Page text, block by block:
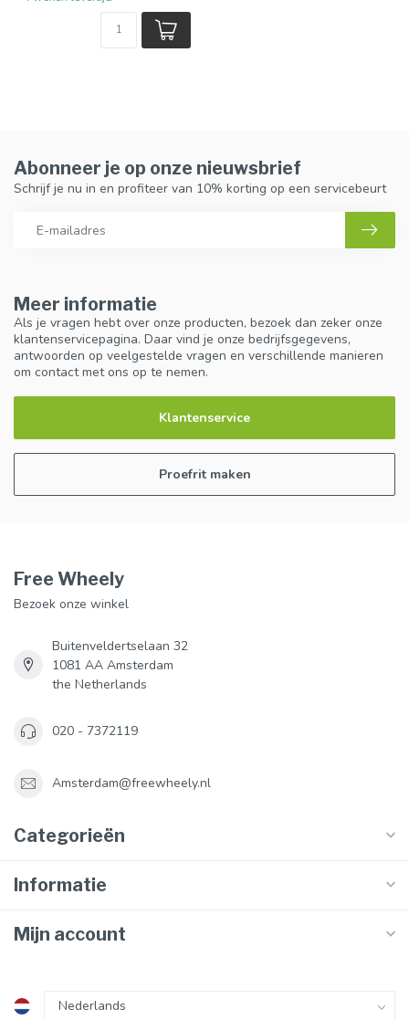
Meer informatie
Als je vragen hebt over onze producten, bezoek dan zeker onze
klantenservicepagina. Daar vind je onze bedrijfsgegevens,
antwoorden op veelgestelde vragen en verschillende manieren
om contact met ons op te nemen.
Klantenservice
Proefrit maken
Abonneer je op onze nieuwsbrief
Schrijf je nu in en profiteer van 10% korting op een servicebeurt
Free Wheely
Bezoek onze winkel
Buitenveldertselaan 32
1081 AA Amsterdam
the Netherlands
020 - 7372119
Amsterdam@freewheely.nl
Categorieën
Informatie
Mijn account